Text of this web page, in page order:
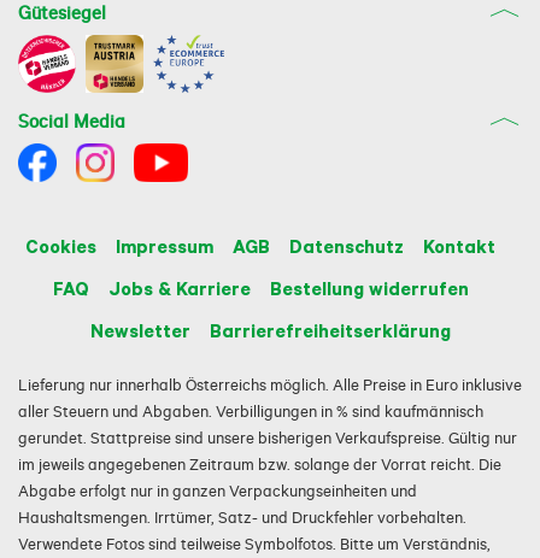
Gütesiegel
Social Media
Cookies Impressum AGB Datenschutz
Kontakt
FAQ
Jobs & Karriere
Bestellung widerrufen
Newsletter
Barrierefreiheitserklärung
Lieferung nur innerhalb Österreichs möglich. Alle Preise in Euro inklusive
aller Steuern und Abgaben. Verbilligungen in % sind kaufmännisch
gerundet. Stattpreise sind unsere bisherigen Verkaufspreise. Gültig nur
im jeweils angegebenen Zeitraum bzw. solange der Vorrat reicht. Die
Abgabe erfolgt nur in ganzen Verpackungseinheiten und
Haushaltsmengen. Irrtümer, Satz- und Druckfehler vorbehalten.
Verwendete Fotos sind teilweise Symbolfotos. Bitte um Verständnis,